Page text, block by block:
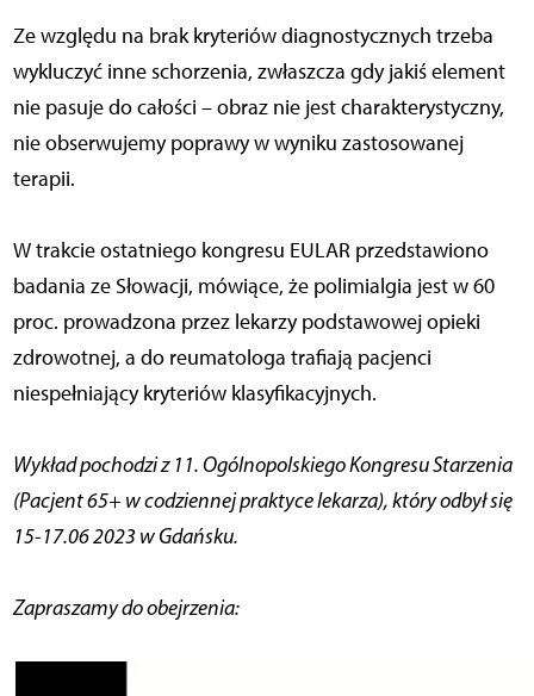
Ze względu na brak kryteriów diagnostycznych trzeba
wykluczyć inne schorzenia, zwłaszcza gdy jakiś element
nie pasuje do całości – obraz nie jest charakterystyczny,
nie obserwujemy poprawy w wyniku zastosowanej
terapii.
W trakcie ostatniego kongresu EULAR przedstawiono
badania ze Słowacji, mówiące, że polimialgia jest w 60
proc. prowadzona przez lekarzy podstawowej opieki
zdrowotnej, a do reumatologa trafiają pacjenci
niespełniający kryteriów klasyfikacyjnych.
Wykład pochodzi z 11. Ogólnopolskiego Kongresu Starzenia
(Pacjent 65+ w codziennej praktyce lekarza), który odbył się
15-17.06 2023 w Gdańsku.
Zapraszamy do obejrzenia: